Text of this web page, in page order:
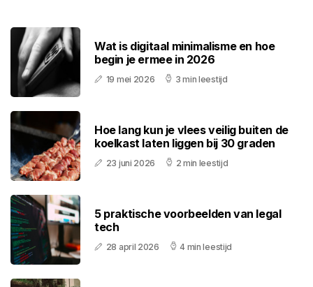
Wat is digitaal minimalisme en hoe
begin je ermee in 2026
19 mei 2026 3 min leestijd
Hoe lang kun je vlees veilig buiten de
koelkast laten liggen bij 30 graden
23 juni 2026 2 min leestijd
5 praktische voorbeelden van legal
tech
28 april 2026 4 min leestijd